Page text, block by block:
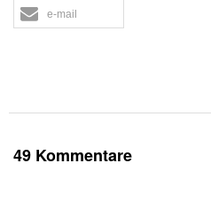
e-mail
49 Kommentare